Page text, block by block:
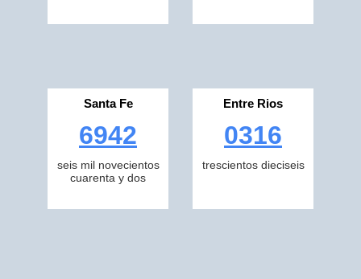
Santa Fe
6942
seis mil novecientos
cuarenta y dos
Entre Rios
0316
trescientos dieciseis